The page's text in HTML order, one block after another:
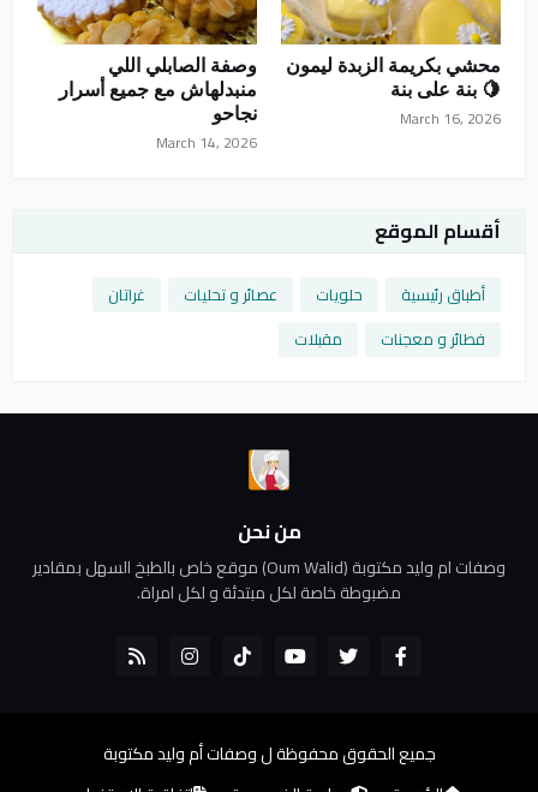
محشي بكريمة الزبدة ليمون
🍋 بنة على بنة
March 16, 2026
وصفة الصابلي اللي
منبدلهاش مع جميع أسرار
نجاحو
March 14, 2026
أقسام الموقع
أطباق رئيسية حلويات عصائر و تحليات
غراتان
فطائر و معجنات
مقبلات
من نحن
وصفات ام وليد مكتوبة (Oum Walid) موقع خاص بالطبخ السهل بمقادير
مضبوطة خاصة لكل مبتدئة و لكل امراة.
جميع الحقوق محفوظة لوصفات أم وليد مكتوبة